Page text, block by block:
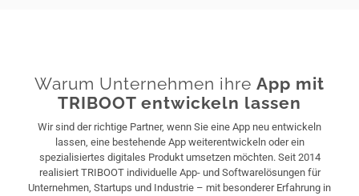
Warum Unternehmen ihre App mit
TRIBOOT entwickeln lassen
Wir sind der richtige Partner, wenn Sie eine App neu entwickeln
lassen, eine bestehende App weiterentwickeln oder ein
spezialisiertes digitales Produkt umsetzen möchten. Seit 2014
realisiert TRIBOOT individuelle App- und Softwarelösungen für
Unternehmen, Startups und Industrie – mit besonderer Erfahrung in